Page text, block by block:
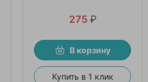
275 ₽
В корзину
Купить в 1 клик